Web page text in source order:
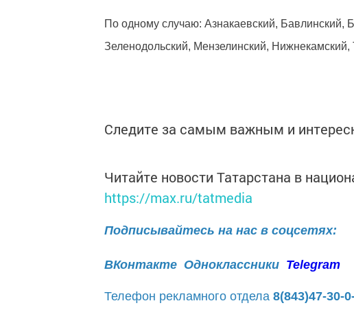
По одному случаю: Азнакаевский, Бавлинский,
Зеленодольский, Мензелинский, Нижнекамский,
Следите за самым важным и
Читайте новости Татарстана в
https://max.ru/tatmedia
Подписывайтесь на нас в соцсетях:
ВКонтакте Одноклассники Telegram
Телефон рекламного отдела 8(843)47-30-